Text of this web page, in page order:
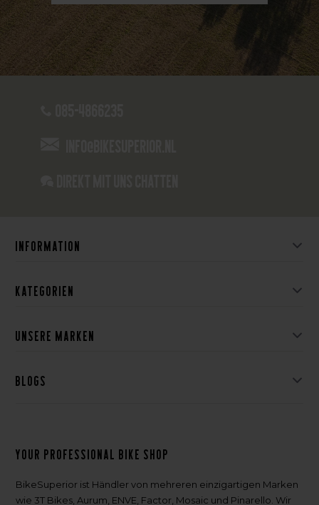
Information
Kategorien
Unsere Marken
Blogs
Your professional bike shop
BikeSuperior ist Händler von mehreren einzigartigen Marken
wie 3T Bikes, Aurum, ENVE, Factor, Mosaic und Pinarello. Wir